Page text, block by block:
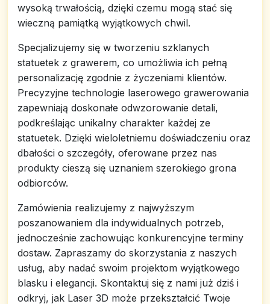
wysoką trwałością, dzięki czemu mogą stać się
wieczną pamiątką wyjątkowych chwil.
Specjalizujemy się w tworzeniu szklanych
statuetek z grawerem, co umożliwia ich pełną
personalizację zgodnie z życzeniami klientów.
Precyzyjne technologie laserowego grawerowania
zapewniają doskonałe odwzorowanie detali,
podkreślając unikalny charakter każdej ze
statuetek. Dzięki wieloletniemu doświadczeniu oraz
dbałości o szczegóły, oferowane przez nas
produkty cieszą się uznaniem szerokiego grona
odbiorców.
Zamówienia realizujemy z najwyższym
poszanowaniem dla indywidualnych potrzeb,
jednocześnie zachowując konkurencyjne terminy
dostaw. Zapraszamy do skorzystania z naszych
usług, aby nadać swoim projektom wyjątkowego
blasku i elegancji. Skontaktuj się z nami już dziś i
odkryj, jak Laser 3D może przekształcić Twoje